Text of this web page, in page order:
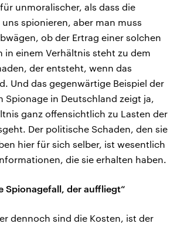
unmoralischer, als dass die
spionieren, aber man muss
ob der Ertrag einer solchen
in einem Verhältnis steht zu dem
der entsteht, wenn das
Und das gegenwärtige Beispiel der
Spionage in Deutschland zeigt ja,
ganz offensichtlich zu Lasten der
Der politische Schaden, den sie
hier für sich selber, ist wesentlich
die sie erhalten haben.
Spionagefall, der auffliegt“
dennoch sind die Kosten, ist der